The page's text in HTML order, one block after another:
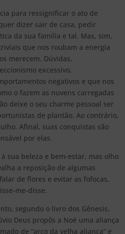
para ressignificar o ato de
dizer sair de casa, pedir
da sua família e tal. Mas, sim,
que nos roubam a energia
merecem. Dúvidas,
excessivo,
negativos e que nos
o fazem as nuvens carregadas
deixe o seu charme pessoal ser
de plantão. Ao contrário,
Afinal, suas conquistas são
por elas.
sua beleza e bem-estar, mas olho
a reposição de algumas
de flores e evitar as fofocas,
me-disse.
segundo o livro dos Gênesis,
Deus propôs a Noé uma aliança
de “arco da velha aliança” e